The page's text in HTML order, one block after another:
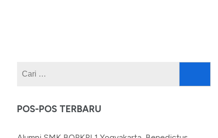
POS-POS TERBARU